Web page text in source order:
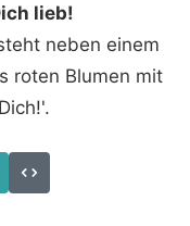
lieb!
neben einem
roten Blumen mit
Code